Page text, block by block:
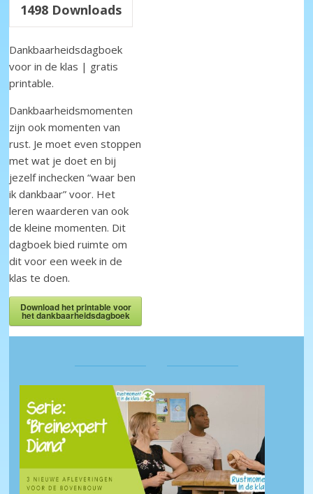
1498 Downloads
Dankbaarheidsdagboek
voor in de klas | gratis
printable.
Dankbaarheidsmomenten
zijn ook momenten van
rust. Je moet even stoppen
met wat je doet en bij
jezelf inchecken “waar ben
ik dankbaar” voor. Het
leren waarderen van ook
de kleine momenten. Dit
dagboek bied ruimte om
dit voor een week in de
klas te doen.
Download het printable voor
het dankbaarheidsdagboek